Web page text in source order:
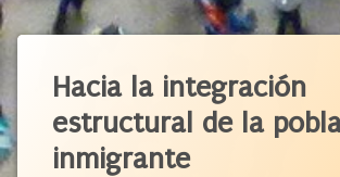
Hacia la integración
estructural de la
inmigrante
Agricultura
Autóctono
Ayudas De